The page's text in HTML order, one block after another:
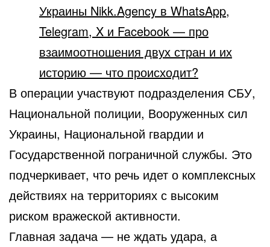
Украины Nikk.Agency в WhatsApp,
Telegram, X и Facebook — про
взаимоотношения двух стран и их
историю — что происходит?
В операции участвуют подразделения СБУ,
Национальной полиции, Вооруженных сил
Украины, Национальной гвардии и
Государственной пограничной службы. Это
подчеркивает, что речь идет о комплексных
действиях на территориях с высоким
риском вражеской активности.
Главная задача — не ждать удара, а